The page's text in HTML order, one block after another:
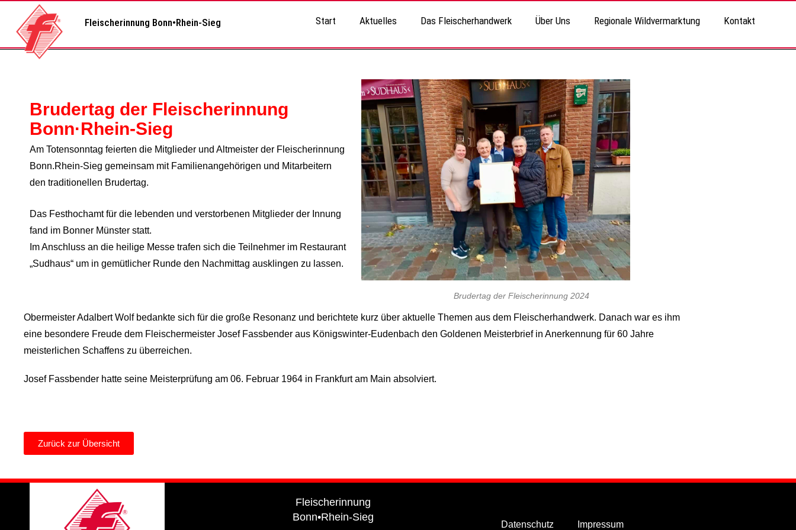
Fleischerinnung Bonn•Rhein-Sieg Start Aktuelles Das Fleischerhandwerk Über Uns Regionale Wildvermarktung Kontakt
Brudertag der Fleischerinnung
Bonn·Rhein-Sieg
Am Totensonntag feierten die Mitglieder und Altmeister der Fleischerinnung
Bonn.Rhein-Sieg gemeinsam mit Familienangehörigen und Mitarbeitern
den traditionellen Brudertag.
Das Festhochamt für die lebenden und verstorbenen Mitglieder der Innung
fand im Bonner Münster statt.
Im Anschluss an die heilige Messe trafen sich die Teilnehmer im Restaurant
„Sudhaus“ um in gemütlicher Runde den Nachmittag ausklingen zu lassen.
Brudertag der Fleischerinnung 2024
Obermeister Adalbert Wolf bedankte sich für die große Resonanz und berichtete kurz über aktuelle Themen aus dem Fleischerhandwerk. Danach war es ihm
eine besondere Freude dem Fleischermeister Josef Fassbender aus Königswinter-Eudenbach den Goldenen Meisterbrief in Anerkennung für 60 Jahre
meisterlichen Schaffens zu überreichen.
Josef Fassbender hatte seine Meisterprüfung am 06. Februar 1964 in Frankfurt am Main absolviert.
Zurück zur Übersicht
Fleischerinnung
Bonn•Rhein-Sieg
Datenschutz Impressum